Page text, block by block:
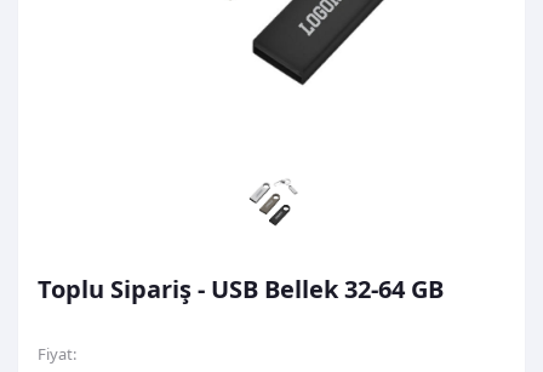
Toplu Sipariş - USB Bellek 32-64 GB
Fiyat: